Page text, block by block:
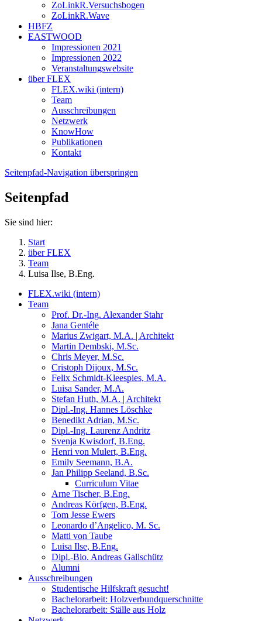
ZoLinkR.Versuchsbogen
ZoLinkR.Wave
HBFZ
EASTWOOD
Impressionen 2021
Impressionen 2022
Veranstaltungswebsite
über FLEX
FLEX.wiki (intern)
Team
Ausschreibungen
Netzwerk
KnowHow
Publikationen
Kontakt
Seitenpfad-Navigation überspringen
Seitenpfad
Sie sind hier:
Start
über FLEX
Team
Luisa Ilse, B.Eng.
FLEX.wiki (intern)
Team
Prof. Dr.-Ing. Alexander Stahr
Jana Gentéle
Marius Zwigart, M.A. | Architekt
Martin Dembski, M.Sc.
Chris Meyer, M.Sc.
Cristoph Dijoux, M.Sc.
Felix Schmidt-Kleespies, M.A.
Luisa Sander, M.A.
Stefan Huth, M.A. | Architekt
Dipl.-Ing. Hannes Löschke
Benedikt Adrian, M.Sc.
Dipl.-Ing. Laurenz Andritz
Svenja Kwisdorf, B.Eng.
Henri von Mulert, B.Eng.
Emily Seemann, B.A.
Jan Philipp Seeland, B.Sc.
Curriculum Vitae
Arne Tischer, B.Eng.
Andreas Körfgen, B.Eng.
Tom Jesse Ewers
Leonardo d’Angelico, M. Sc.
Matti von Taube
Luisa Ilse, B.Eng.
Dipl.-Bio. Andreas Gallschütz
Alumni
Ausschreibungen
Studentische Hilfskraft gesucht!
Bachelorarbeit: Holzverbundquerschnitte
Bachelorarbeit: Ställe aus Holz